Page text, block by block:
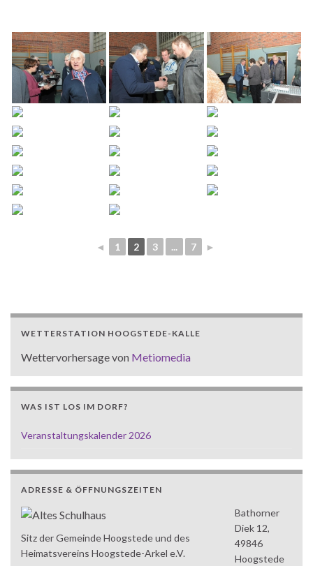
◄ 1 2 3 ... 7 ►
WETTERSTATION HOOGSTEDE-KALLE
Wettervorhersage von Metiomedia
WAS IST LOS IM DORF?
Veranstaltungskalender 2026
ADRESSE & ÖFFNUNGSZEITEN
Sitz der Gemeinde Hoogstede und des
Heimatsvereins Hoogstede-Arkel e.V.
Bathorner
Diek 12,
49846
Hoogstede